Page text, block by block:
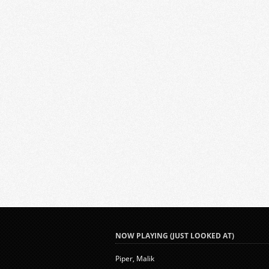
NOW PLAYING (JUST LOOKED AT)
Piper, Malik